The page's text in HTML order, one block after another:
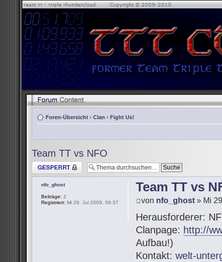
Foren-Übersicht ‹ Clan ‹ Fight Us!
Team TT vs NFO
Thema gesperrt
Team TT vs
von nfo_ghost » Mi
Herausforderer:
Clanpage: http://
Aufbau!)
Kontakt:welt-
nfo_ghost
Beiträge: 2
Registriert: Mi 29. Jul 2009, 09:37